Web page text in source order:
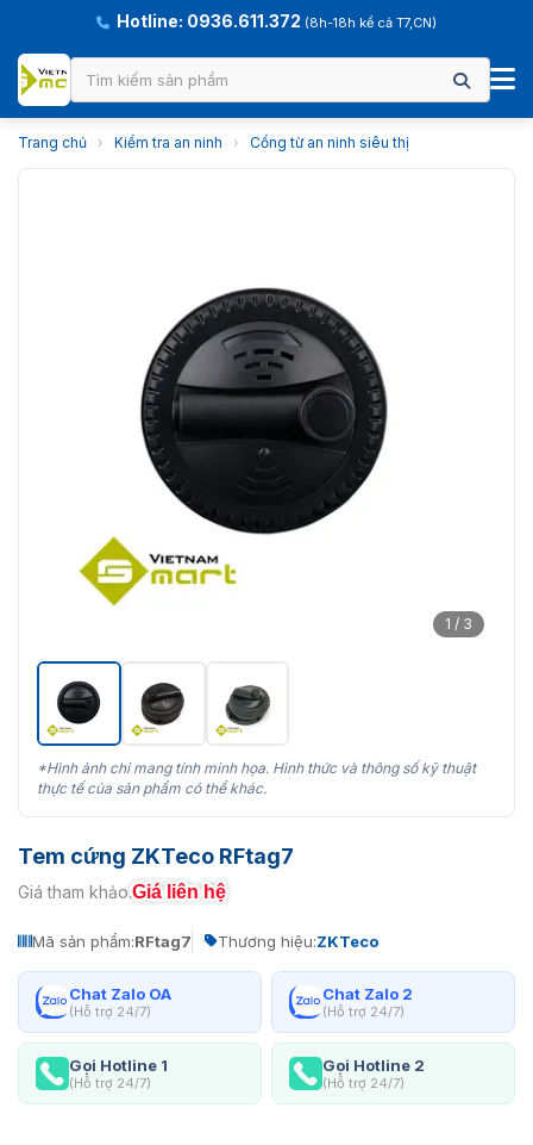
Hotline: 0936.611.372 (8h-18h kể cả T7,CN)
Trang chủ › Kiểm tra an ninh › Cổng từ an ninh siêu thị
1 / 3
*Hình ảnh chỉ mang tính minh họa. Hình thức và thông số kỹ thuật
thực tế của sản phẩm có thể khác.
Tem cứng ZKTeco RFtag7
Giá tham khảo:Giá liên hệ
Mã sản phẩm:RFtag7 Thương hiệu:ZKTeco
Chat Zalo OA
(Hỗ trợ 24/7)
Chat Zalo 2
(Hỗ trợ 24/7)
Gọi Hotline 1
(Hỗ trợ 24/7)
Gọi Hotline 2
(Hỗ trợ 24/7)